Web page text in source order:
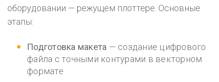
оборудовании — режущем плоттере. Основные
этапы:
Подготовка макета — создание цифрового
файла с точными контурами в векторном
формате